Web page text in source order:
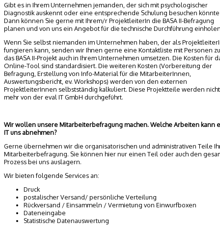
Gibt es in Ihrem Unternehmen jemanden, der sich mit psychologischer
Diagnostik auskennt oder eine entsprechende Schulung besuchen
Dann können Sie gerne mit Ihrem/r ProjektleiterIn die BASA II-Befragung
planen und von uns ein Angebot für die technische Durchführung
Wenn Sie selbst niemanden im Unternehmen haben, der als
fungieren kann, senden wir Ihnen gerne eine Kontaktliste mit Personen
das BASA II-Projekt auch in Ihrem Unternehmen umsetzen. Die Kosten für
Online-Tool sind standardisiert. Die weiteren Kosten (Vorbereitung der
Befragung, Erstellung von Info-Material für die MitarbeiterInnen,
Auswertungsbericht, ev. Workshops) werden von den externen
ProjektleiterInnen selbstständig kalkuliert. Diese Projektteile werden nicht
mehr von der eval IT GmbH durchgeführt.
Wir wollen unsere Mitarbeiterbefragung machen. Welche Arbeiten kann
IT uns abnehmen?
Gerne übernehmen wir die organisatorischen und administrativen Teile
Mitarbeiterbefragung. Sie können hier nur einen Teil oder auch den
Prozess bei uns auslagern.
Wir bieten folgende Services an:
Druck
postalischer Versand/ persönliche Verteilung
Rückversand / Einsammeln / Vermietung von Einwurfboxen
Dateneingabe
Statistische Datenauswertung